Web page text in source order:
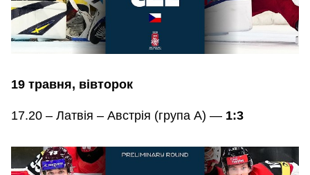
19 травня, вівторок
17.20 – Латвія – Австрія (група А) — 1:3